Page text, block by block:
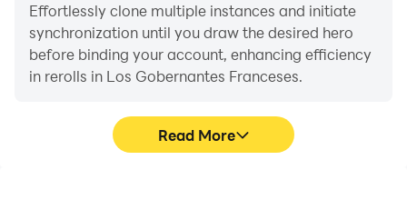
Effortlessly clone multiple instances and initiate
synchronization until you draw the desired hero
before binding your account, enhancing efficiency
in rerolls in Los Gobernantes Franceses.
Read More